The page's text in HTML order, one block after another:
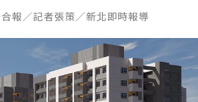
報／記者張策／新北即時報導